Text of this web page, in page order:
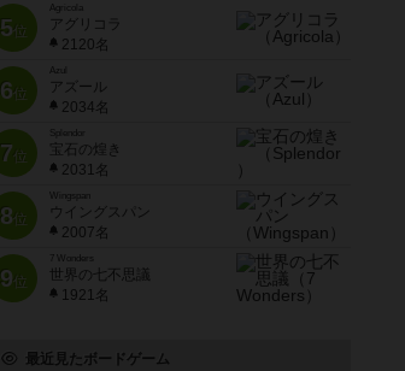
5位
Agricola
アグリコラ
2120名
6位
Azul
アズール
2034名
7位
宝石の煌き
2031名
8位
Wingspan
ウイングスパン
2007名
9位
7 Wonders
世界の七不思議
1921名
最近見たボードゲーム